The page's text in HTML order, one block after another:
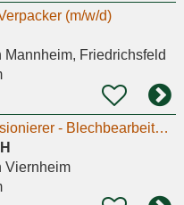
(m/w/d)
Friedrichsfeld
Verpacker/Kommissionierer - Blechbearbeitung - Viernheim (m/w/d) (2)